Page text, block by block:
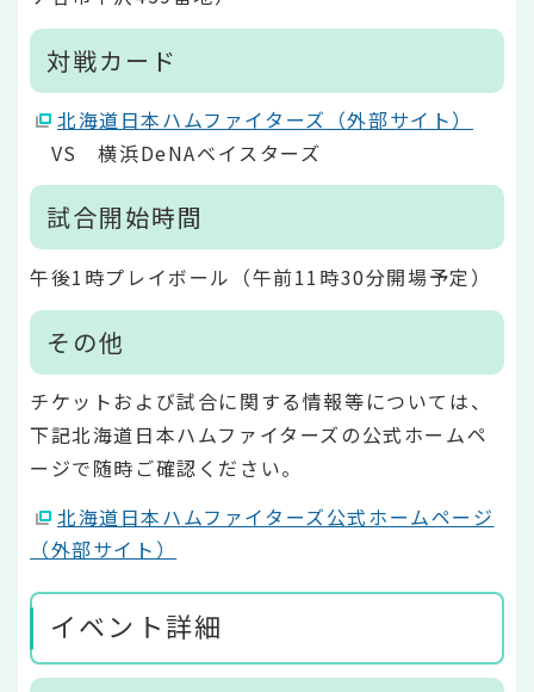
対戦カード
北海道日本ハムファイターズ（外部サイト）
VS 横浜DeNAベイスターズ
試合開始時間
午後1時プレイボール（午前11時30分開場予定）
その他
チケットおよび試合に関する情報等については、
下記北海道日本ハムファイターズの公式ホームペ
ージで随時ご確認ください。
北海道日本ハムファイターズ公式ホームページ
（外部サイト）
イベント詳細